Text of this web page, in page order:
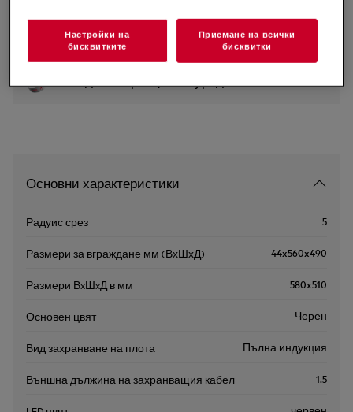
Продуктов информационен лист
Основни характеристики
Радуис срез 5
Размери за вграждане мм (ВхШхД) 44x560x490
Размери ВxШxД в мм 580x510
Основен цвят Черен
Вид захранване на плота Пълна индукция
Външна дължина на захранващия кабел 1.5
Настройки на
бисквитките
Приемане на всички
бисквитки